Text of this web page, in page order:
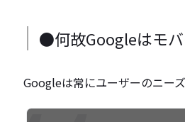
●何故Googleはモバ
Googleは常にユーザーのニー